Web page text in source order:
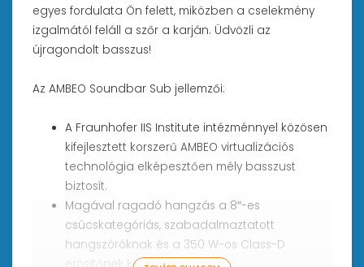
egyes fordulata Ön felett, miközben a cselekmény
izgalmától feláll a szőr a karján. Üdvözli az
újragondolt basszus!
Az AMBEO Soundbar Sub jellemzői:
A Fraunhofer IIS Institute intézménnyel közösen
kifejlesztett korszerű AMBEO virtualizációs
technológia elképesztően mély basszust
biztosít.
Magával ragadó hangzás a 8″-es
csúcskategóriás, szabadalmaztatott
hangszóróknak és a 350 W-os Class-D